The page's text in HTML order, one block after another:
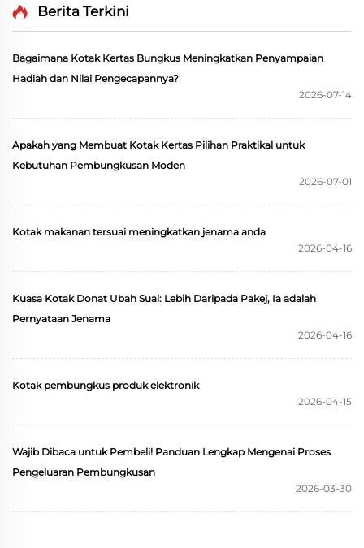
Kotak Kertas Berlapis
Jus
Berita Terkini
Bagaimana Kotak Kertas Bungkus Meningkatkan Penyampaian
Hadiah dan Nilai Pengecapannya?
2026-07-14
Apakah yang Membuat Kotak Kertas Pilihan Praktikal untuk
Kebutuhan Pembungkusan Moden
2026-07-01
Kotak makanan tersuai meningkatkan jenama anda
2026-04-16
Kuasa Kotak Donat Ubah Suai: Lebih Daripada Pakej, Ia adalah
Pernyataan Jenama
2026-04-16
Kotak pembungkus produk elektronik
2026-04-15
Wajib Dibaca untuk Pembeli! Panduan Lengkap Mengenai Proses
Pengeluaran Pembungkusan
2026-03-30